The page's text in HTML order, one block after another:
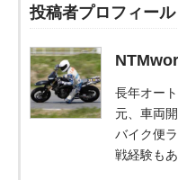
投稿者プロフィール
長年オー
元、車両
バイク便
戦経験もあ